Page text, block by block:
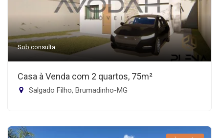
Sob consulta
Casa à Venda com 2 quartos, 75m²
Salgado Filho, Brumadinho-MG